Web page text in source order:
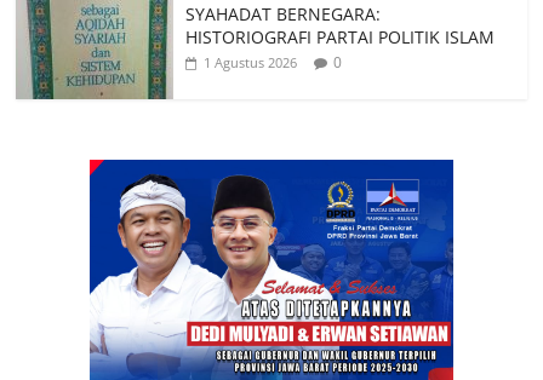
SYAHADAT BERNEGARA:
HISTORIOGRAFI PARTAI POLITIK ISLAM
1 Agustus 2026 0